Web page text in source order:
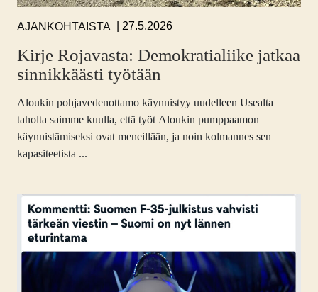
AJANKOHTAISTA 27.5.2026
Kirje Rojavasta: Demokratialiike jatkaa
sinnikkäästi työtään
Aloukin pohjavedenottamo käynnistyy uudelleen Usealta
taholta saimme kuulla, että työt Aloukin pumppaamon
käynnistämiseksi ovat meneillään, ja noin kolmannes sen
kapasiteetista ...